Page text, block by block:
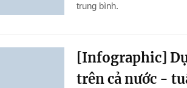
trung bình.
[Infographic]
trên cả nước -